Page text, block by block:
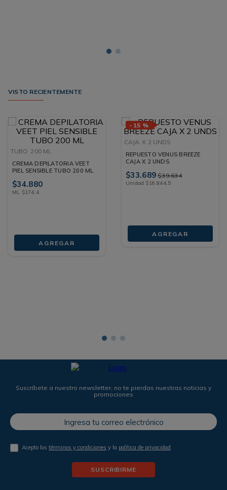
VISTO RECIENTEMENTE
TUBO 200 ML
CREMA DEPILATORIA VEET
PIEL SENSIBLE TUBO 200 ML
$34.880
ML $174,4
AGREGAR
- 15 %
CAJA X 2 UNDS
REPUESTO VENUS BREEZE
CAJA X 2 UNDS
$33.689 $39.634
Unidad $16.844,5
AGREGAR
Suscríbete a nuestro newsletter, no te pierdas nuestras noticias y
promociones
Acepto lostérminos y condiciones y la política de privacidad
SUSCRIBIRME